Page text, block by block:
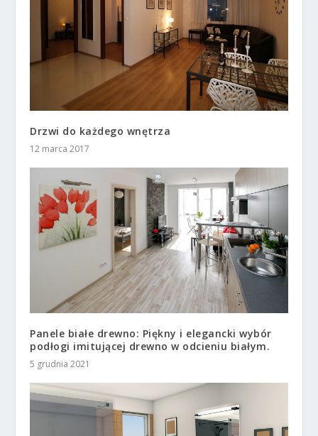
Drzwi do każdego wnętrza
12 marca 2017
Panele białe drewno: Piękny i elegancki wybór
podłogi imitującej drewno w odcieniu białym.
5 grudnia 2021